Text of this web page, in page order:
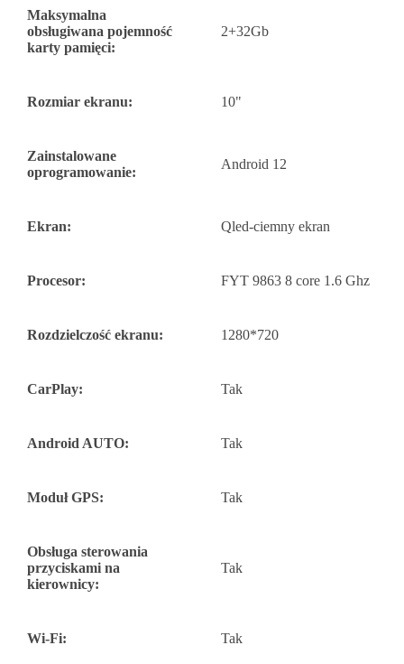
Maksymalna
obsługiwana pojemność
karty pamięci:
2+32Gb
Rozmiar ekranu: 10"
Zainstalowane
oprogramowanie:
Android 12
Ekran: Qled-ciemny ekran
Procesor: FYT 9863 8 core 1.6 Ghz
Rozdzielczość ekranu: 1280*720
CarPlay: Tak
Android AUTO: Tak
Moduł GPS: Tak
Obsługa sterowania
przyciskami na
kierownicy:
Tak
Wi-Fi: Tak